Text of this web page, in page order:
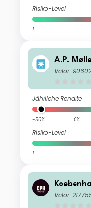
Risiko-Level
1
A.P.
Valor:
Jährliche Rendite
-50% 0%
Risiko-Level
1
Valor: